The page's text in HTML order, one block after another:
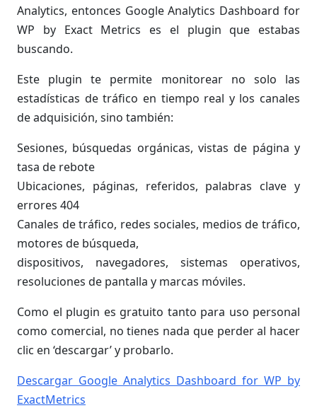
Analytics, entonces Google Analytics Dashboard for
WP by Exact Metrics es el plugin que estabas
buscando.
Este plugin te permite monitorear no solo las
estadísticas de tráfico en tiempo real y los canales
de adquisición, sino también:
Sesiones, búsquedas orgánicas, vistas de página y
tasa de rebote
Ubicaciones, páginas, referidos, palabras clave y
errores 404
Canales de tráfico, redes sociales, medios de tráfico,
motores de búsqueda,
dispositivos, navegadores, sistemas operativos,
resoluciones de pantalla y marcas móviles.
Como el plugin es gratuito tanto para uso personal
como comercial, no tienes nada que perder al hacer
clic en ‘descargar’ y probarlo.
Descargar Google Analytics Dashboard for WP by
ExactMetrics